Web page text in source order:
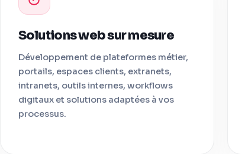
Solutions web sur mesure
Développement de plateformes métier,
portails, espaces clients, extranets,
intranets, outils internes, workflows
digitaux et solutions adaptées à vos
processus.